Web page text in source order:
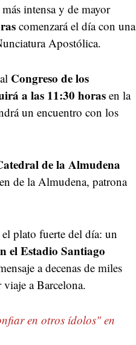
intensa y de mayor
comenzará el día con una
Apostólica.
Congreso de los
a las 11:30 horasen la
un encuentro con los
de la Almudena
de la Almudena, patrona
plato fuerte del día: un
el Estadio Santiago
a decenas de miles
viaje a Barcelona.
en otros ídolos" en